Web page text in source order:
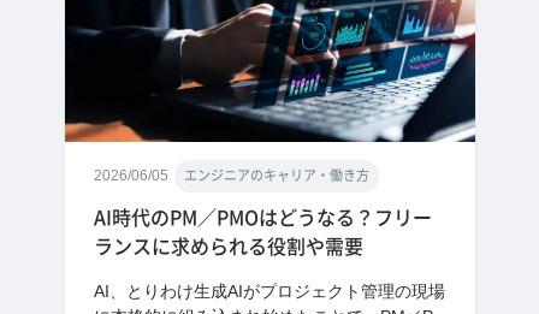
2026/06/05 エンジニアのキャリア・働き方
AI時代のPM／PMOはどうなる？フリー
ランスに求められる役割や需要
AI、とりわけ生成AIがプロジェクト管理の現場